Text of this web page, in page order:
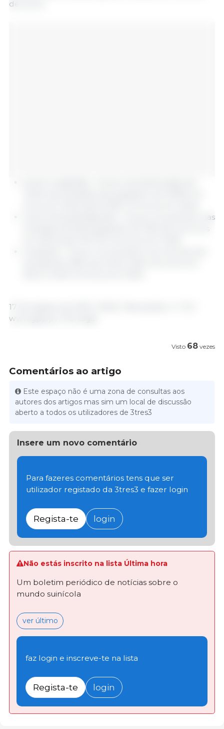
de euros:
carne fresca/refrigerada - houve um aumento nas
17 de Agosto de 2025 / SIMA / Newsletter n.º 33 /
www.gpp.pt / Portugal
Visto 68 vezes
Comentários ao artigo
Este espaço não é uma zona de consultas aos
autores dos artigos mas sim um local de discussão
aberto a todos os utilizadores de 3tres3
Insere um novo comentário
Para fazeres comentários tens que ser
utilizador registado da 3tres3 e fazer login
Regista-te login
Não estás inscrito na lista Última hora
Um boletim periódico de notícias sobre o
mundo suinícola
ver último
faz login e inscreve-te na lista
Regista-te login